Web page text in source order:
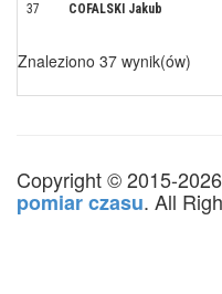
37 COFALSKI Jakub
Znaleziono 37 wynik(ów)
Copyright © 2015-2026
pomiar czasu. All